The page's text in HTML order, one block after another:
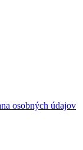
osobných údajov